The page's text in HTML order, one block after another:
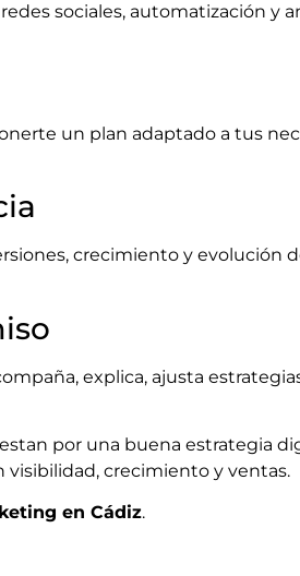
sociales, automatización y
un plan adaptado a tus
crecimiento y evolución
explica, ajusta
por una buena estrategia
visibilidad, crecimiento y ventas.
en Cádiz.